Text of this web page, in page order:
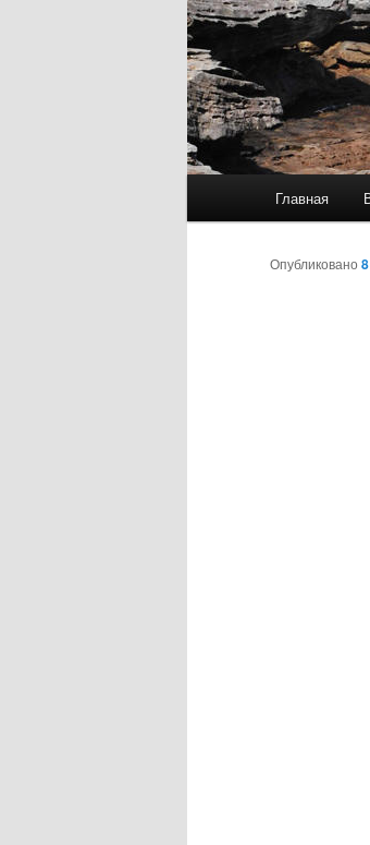
Главная
Опубликовано